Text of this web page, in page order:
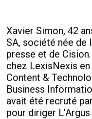
Xavier Simon, 42
SA, société née de
presse et de
chez LexisNexis
Content &
Business
avait été recruté
pour diriger